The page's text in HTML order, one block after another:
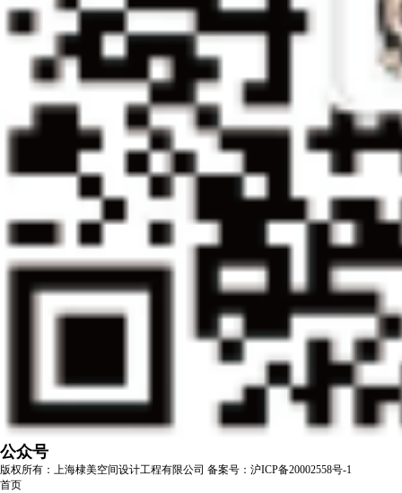
公众号
版权所有：上海棣美空间设计工程有限公司 备案号：沪ICP备20002558号-1
首页